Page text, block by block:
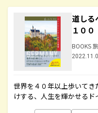
道しる
１００
BOOKS
世界を４０年以上歩いて
けする、人生を輝かせる